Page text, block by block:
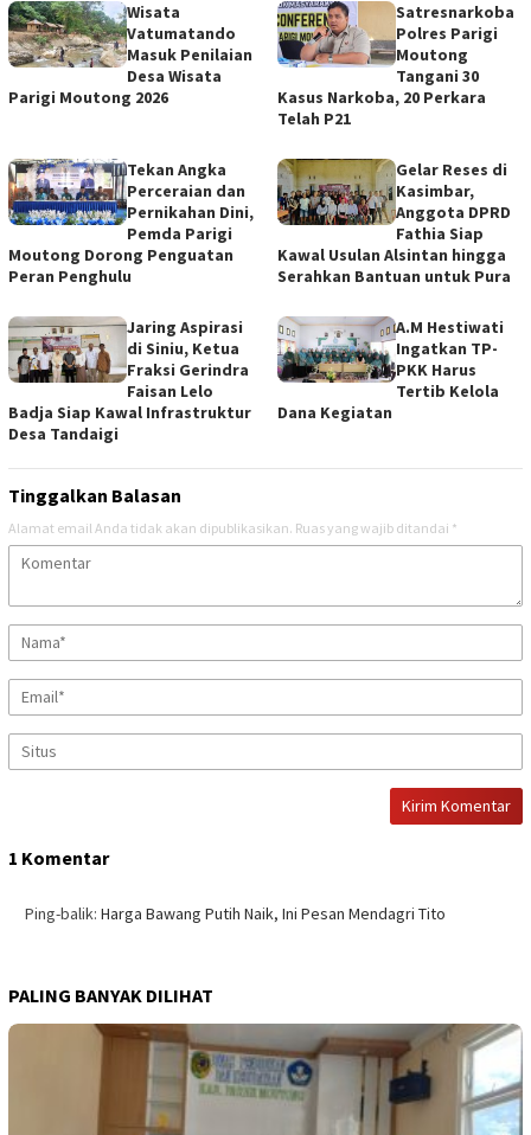
Wisata
Vatumatando
Masuk Penilaian
Desa Wisata
Parigi Moutong 2026
Satresnarkoba
Polres Parigi
Moutong
Tangani 30
Kasus Narkoba, 20 Perkara
Telah P21
Tekan Angka
Perceraian dan
Pernikahan Dini,
Pemda Parigi
Moutong Dorong Penguatan
Peran Penghulu
Gelar Reses di
Kasimbar,
Anggota DPRD
Fathia Siap
Kawal Usulan Alsintan hingga
Serahkan Bantuan untuk Pura
Jaring Aspirasi
di Siniu, Ketua
Fraksi Gerindra
Faisan Lelo
Badja Siap Kawal Infrastruktur
Desa Tandaigi
A.M Hestiwati
Ingatkan TP-
PKK Harus
Tertib Kelola
Dana Kegiatan
Tinggalkan Balasan
Alamat email Anda tidak akan dipublikasikan. Ruas yang wajib ditandai *
1 Komentar
Ping-balik: Harga Bawang Putih Naik, Ini Pesan Mendagri Tito
PALING BANYAK DILIHAT